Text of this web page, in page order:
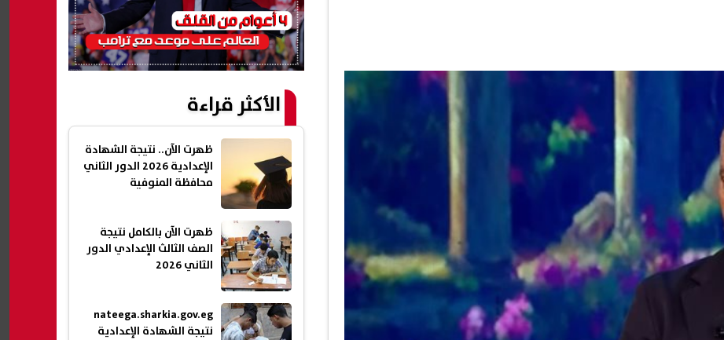
الأكثر قراءة
ظهرت الآن.. نتيجة الشهادة
الإعدادية 2026 الدور الثاني
محافظة المنوفية
ظهرت الآن بالكامل نتيجة
الصف الثالث الإعدادي الدور
الثاني 2026
nateega.sharkia.gov.eg
نتيجة الشهادة الإعدادية